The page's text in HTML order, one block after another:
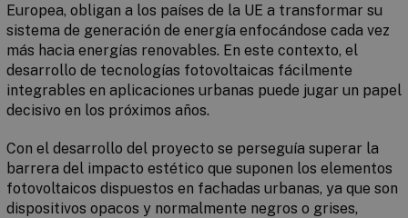
Europea, obligan a los países de la UE a transformar su
sistema de generación de energía enfocándose cada vez
más hacia energías renovables. En este contexto, el
desarrollo de tecnologías fotovoltaicas fácilmente
integrables en aplicaciones urbanas puede jugar un papel
decisivo en los próximos años.
Con el desarrollo del proyecto se perseguía superar la
barrera del impacto estético que suponen los elementos
fotovoltaicos dispuestos en fachadas urbanas, ya que son
dispositivos opacos y normalmente negros o grises,